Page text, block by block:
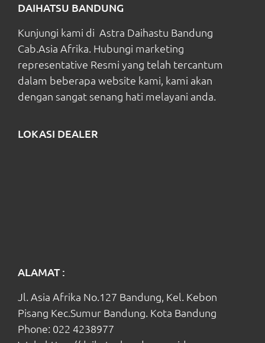
DAIHATSU BANDUNG
Kunjungi kami di Astra Daihastu Bandung
Cab.Asia Afrika. Hubungi marketing
representative Resmi yang telah tercantum
dalam beberapa website kami, kami akan
dengan sangat senang hati melayani anda.
LOKASI DEALER
ALAMAT :
Jl. Asia Afrika No.127 Bandung, Kel. Kebon
Pisang Kec.Sumur Bandung. Kota Bandung
Phone: 022 4238977